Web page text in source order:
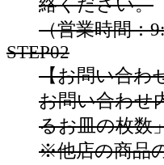
絡ください。
（営業時間：
STEP02
【お問い合わ
お問い合わせ
るお皿の枚数
※他店の商品